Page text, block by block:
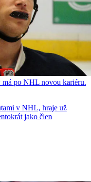
po NHL novou kariéru.
v NHL, hraje už
jako člen